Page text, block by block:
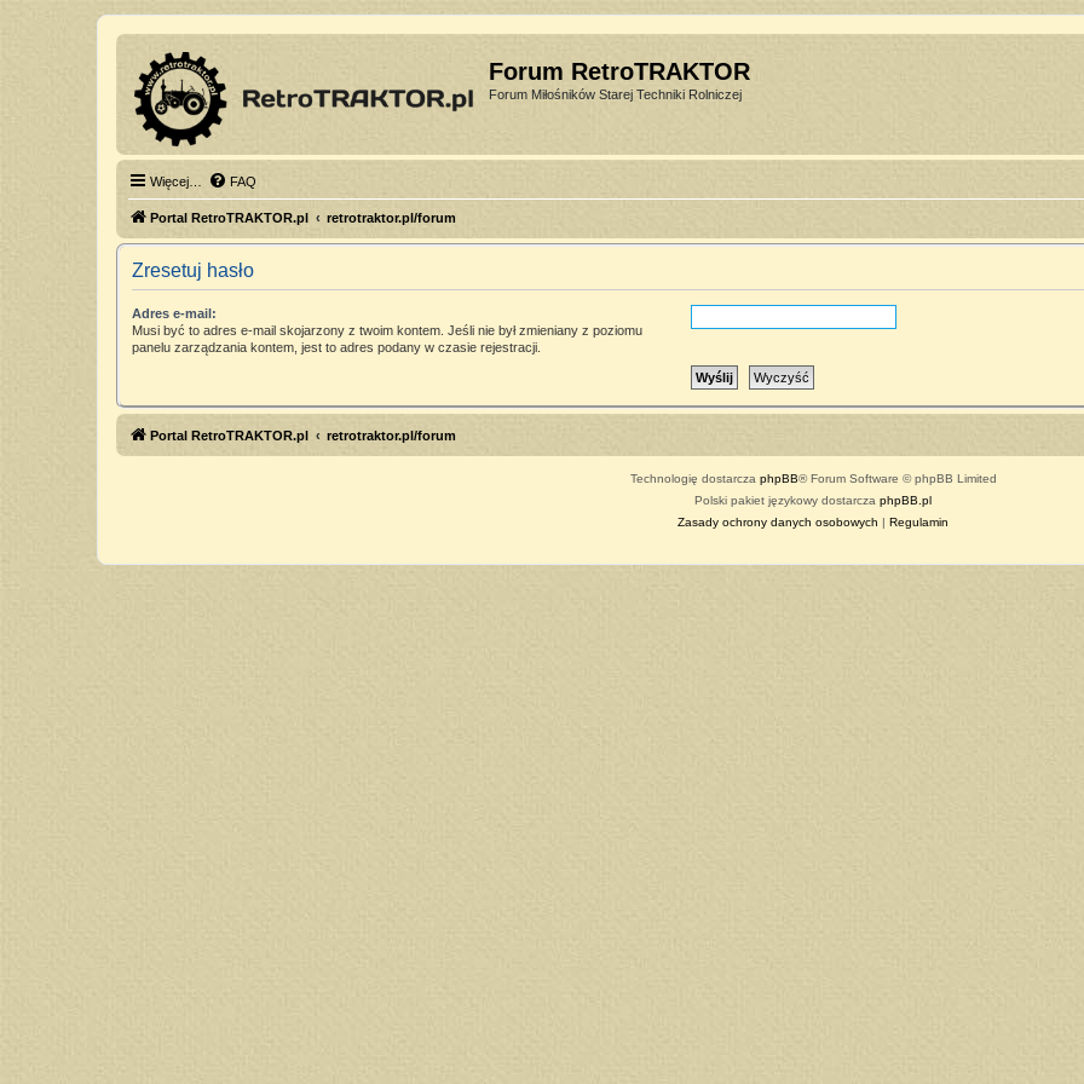
Forum RetroTRAKTOR
Forum Miłośników Starej Techniki Rolniczej
Więcej… FAQ
Portal RetroTRAKTOR.pl retrotraktor.pl/forum
Zresetuj hasło
Adres e-mail:
Musi być to adres e-mail skojarzony z twoim kontem. Jeśli nie był zmieniany z poziomu
panelu zarządzania kontem, jest to adres podany w czasie rejestracji.
Portal RetroTRAKTOR.pl retrotraktor.pl/forum
Technologię dostarcza phpBB® Forum Software © phpBB Limited
Polski pakiet językowy dostarcza phpBB.pl
Zasady ochrony danych osobowych | Regulamin